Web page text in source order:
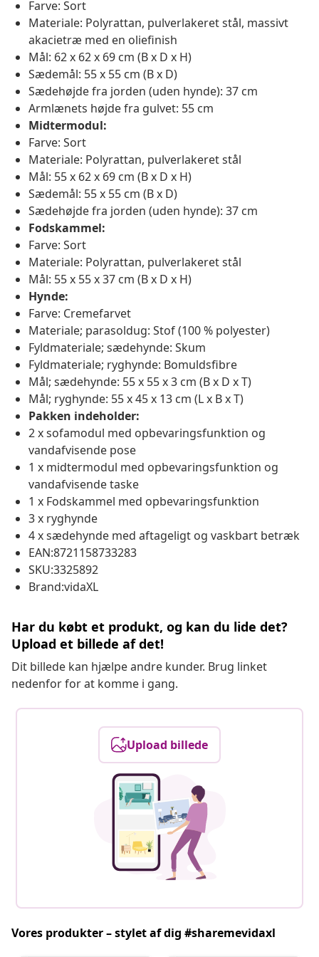
Farve: Sort
Materiale: Polyrattan, pulverlakeret stål, massivt
akacietræ med en oliefinish
Mål: 62 x 62 x 69 cm (B x D x H)
Sædemål: 55 x 55 cm (B x D)
Sædehøjde fra jorden (uden hynde): 37 cm
Armlænets højde fra gulvet: 55 cm
Midtermodul:
Farve: Sort
Materiale: Polyrattan, pulverlakeret stål
Mål: 55 x 62 x 69 cm (B x D x H)
Sædemål: 55 x 55 cm (B x D)
Sædehøjde fra jorden (uden hynde): 37 cm
Fodskammel:
Farve: Sort
Materiale: Polyrattan, pulverlakeret stål
Mål: 55 x 55 x 37 cm (B x D x H)
Hynde:
Farve: Cremefarvet
Materiale; parasoldug: Stof (100 % polyester)
Fyldmateriale; sædehynde: Skum
Fyldmateriale; ryghynde: Bomuldsfibre
Mål; sædehynde: 55 x 55 x 3 cm (B x D x T)
Mål; ryghynde: 55 x 45 x 13 cm (L x B x T)
Pakken indeholder:
2 x sofamodul med opbevaringsfunktion og
vandafvisende pose
1 x midtermodul med opbevaringsfunktion og
vandafvisende taske
1 x Fodskammel med opbevaringsfunktion
3 x ryghynde
4 x sædehynde med aftageligt og vaskbart betræk
EAN:8721158733283
SKU:3325892
Brand:vidaXL
Har du købt et produkt, og kan du lide det?
Upload et billede af det!
Dit billede kan hjælpe andre kunder. Brug linket
nedenfor for at komme i gang.
Upload billede
Vores produkter – stylet af dig #sharemevidaxl